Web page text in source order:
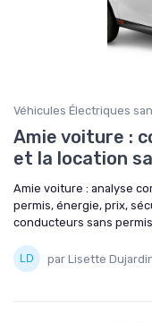
Véhicules Électriques
Amie voiture :
et la location
Amie voiture : analyse
permis, énergie, prix,
conducteurs sans
par Lisette